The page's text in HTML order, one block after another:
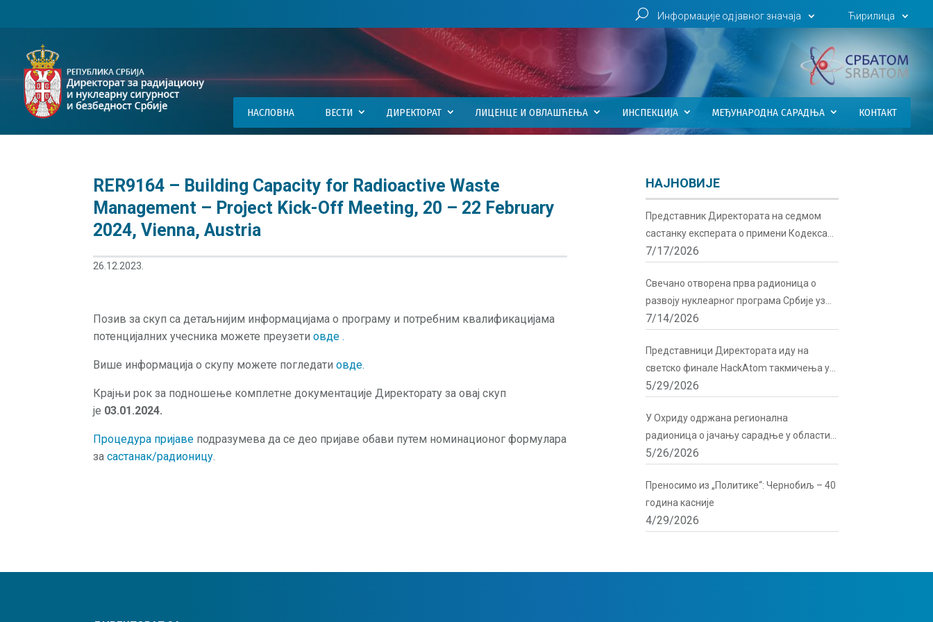
U Информације од јавног значаја Ћирилица
НАСЛОВНА ВЕСТИ ДИРЕКТОРАТ ЛИЦЕНЦЕ И ОВЛАШЋЕЊА ИНСПЕКЦИЈА МЕЂУНАРОДНА САРАДЊА КОНТАКТ
RER9164 – Building Capacity for Radioactive Waste
Management – Project Kick-Off Meeting, 20 – 22 February
2024, Vienna, Austria
26.12.2023.
Позив за скуп са детаљнијим информацијама о програму и потребним квалификацијама
потенцијалних учесника можете преузетиовде.
Више информација о скупу можете погледатиовде.
Крајњи рок за подношење комплетне документације Директорату за овај скуп
је 03.01.2024.
Процедура пријаве подразумева да се део пријаве обави путем номинационог формулара
засастанак/радионицу.
НАЈНОВИЈЕ
Представник Директората на седмом
састанку експерата о примени Кодекса
понашања о сигурности и безбедности
7/17/2026
Свечано отворена прва радионица о
развоју нуклеарног програма Србије уз
подршку Директората
7/14/2026
Представници Директората иду на
светско финале HackAtom такмичења у
Русији
5/29/2026
У Охриду одржана регионална
радионица о јачању сарадње у области
радијационе и нуклеарне сигурности
5/26/2026
Преносимо из „Политике“: Чернобиљ – 40
година касније
4/29/2026